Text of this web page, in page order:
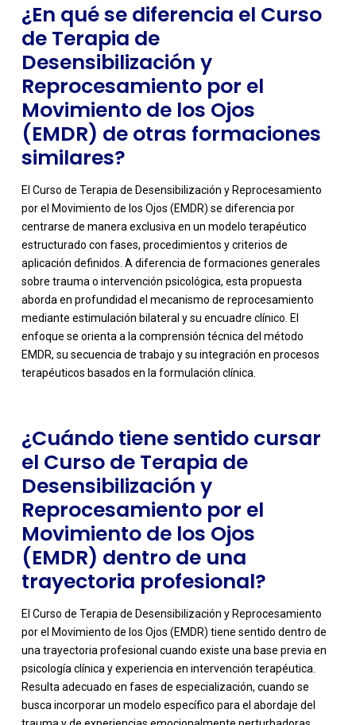
¿En qué se diferencia el Curso
de Terapia de
Desensibilización y
Reprocesamiento por el
Movimiento de los Ojos
(EMDR) de otras formaciones
similares?
El Curso de Terapia de Desensibilización y Reprocesamiento
por el Movimiento de los Ojos (EMDR) se diferencia por
centrarse de manera exclusiva en un modelo terapéutico
estructurado con fases, procedimientos y criterios de
aplicación definidos. A diferencia de formaciones generales
sobre trauma o intervención psicológica, esta propuesta
aborda en profundidad el mecanismo de reprocesamiento
mediante estimulación bilateral y su encuadre clínico. El
enfoque se orienta a la comprensión técnica del método
EMDR, su secuencia de trabajo y su integración en procesos
terapéuticos basados en la formulación clínica.
-
¿Cuándo tiene sentido cursar
el Curso de Terapia de
Desensibilización y
Reprocesamiento por el
Movimiento de los Ojos
(EMDR) dentro de una
trayectoria profesional?
El Curso de Terapia de Desensibilización y Reprocesamiento
por el Movimiento de los Ojos (EMDR) tiene sentido dentro de
una trayectoria profesional cuando existe una base previa en
psicología clínica y experiencia en intervención terapéutica.
Resulta adecuado en fases de especialización, cuando se
busca incorporar un modelo específico para el abordaje del